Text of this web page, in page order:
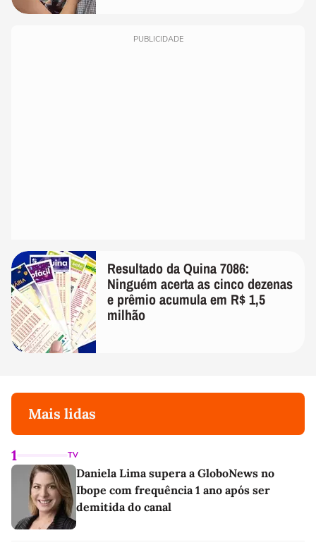
PUBLICIDADE
Resultado da Quina 7086:
Ninguém acerta as cinco dezenas
e prêmio acumula em R$ 1,5
milhão
Mais lidas
1 TV
Daniela Lima supera a GloboNews no
Ibope com frequência 1 ano após ser
demitida do canal